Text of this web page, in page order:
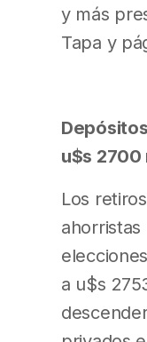
y más
Tapa y
u$s 2700
Los
ahorristas
a u$s